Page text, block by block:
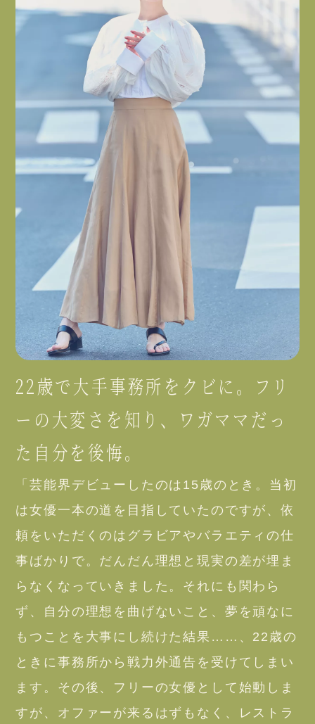
22歳で大手事務所をクビに。フリ
ーの大変さを知り、ワガママだっ
た自分を後悔。
「芸能界デビューしたのは15歳のとき。当初
は女優一本の道を目指していたのですが、依
頼をいただくのはグラビアやバラエティの仕
事ばかりで。だんだん理想と現実の差が埋ま
らなくなっていきました。それにも関わら
ず、自分の理想を曲げないこと、夢を頑なに
もつことを大事にし続けた結果……、22歳の
ときに事務所から戦力外通告を受けてしまい
ます。その後、フリーの女優として始動しま
すが、オファーが来るはずもなく、レストラ